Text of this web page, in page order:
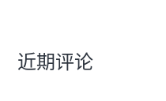
近期评论